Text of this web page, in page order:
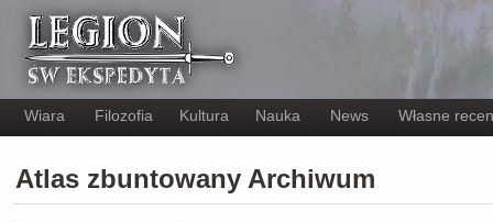
Wiara Filozofia Kultura Nauka News Własne
Atlas zbuntowany Archiwum